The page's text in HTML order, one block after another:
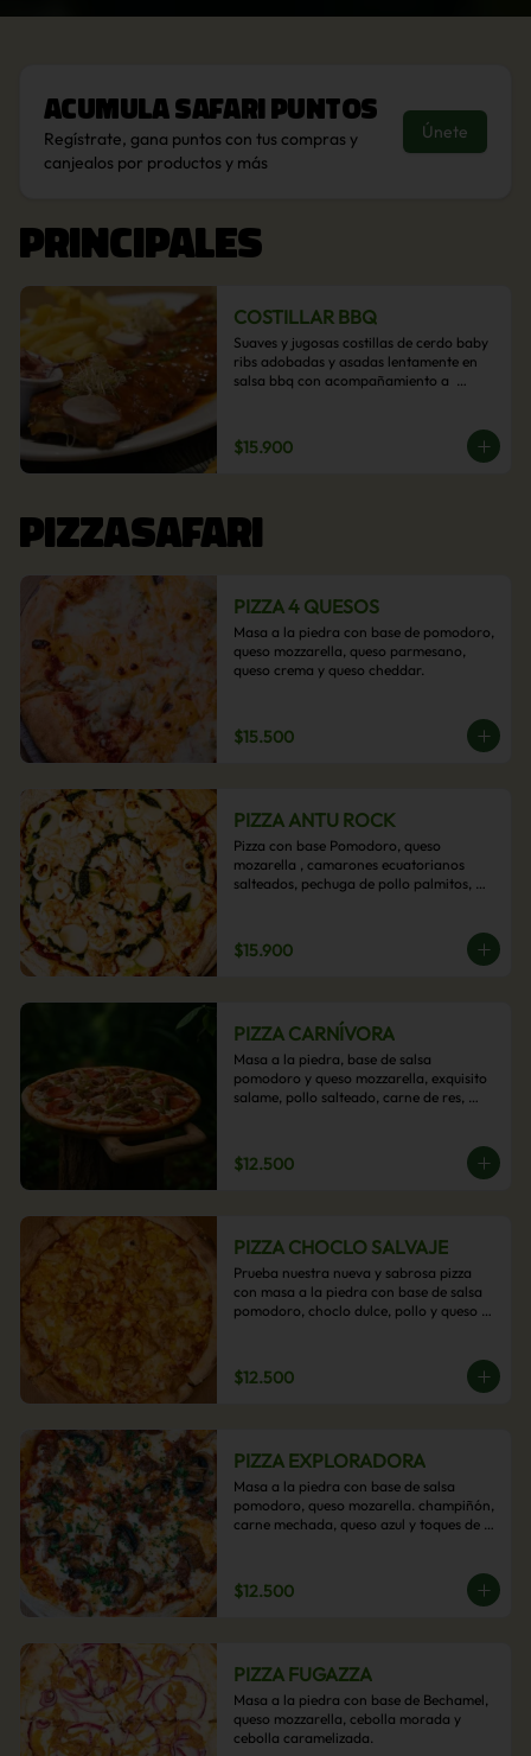
AcumulaSafari Puntos
Regístrate, gana puntos con tus compras y
canjealos por productos y más
Únete
PRINCIPALES
COSTILLAR BBQ
Suaves y jugosas costillas de cerdo baby
ribs adobadas y asadas lentamente en
salsa bbq con acompañamiento a
salteadas, Papas parmentier, Papas
fritas, Arroz blanco.
$15.900
PIZZASAFARI
PIZZA 4 QUESOS
Masa a la piedra con base de pomodoro,
queso mozzarella, queso parmesano,
queso crema y queso cheddar.
$15.500
PIZZA ANTU ROCK
Pizza con base Pomodoro, queso
mozarella , camarones ecuatorianos
salteados, pechuga de pollo palmitos,
$15.900
PIZZA CARNÍVORA
Masa a la piedra, base de salsa
pomodoro y queso mozzarella, exquisito
salame, pollo salteado, carne de res,
$12.500
PIZZA CHOCLO SALVAJE
Prueba nuestra nueva y sabrosa pizza
con masa a la piedra con base de salsa
pomodoro, choclo dulce, pollo y queso
$12.500
PIZZA EXPLORADORA
Masa a la piedra con base de salsa
pomodoro, queso mozarella. champiñón,
carne mechada, queso azul y toques de
$12.500
PIZZA FUGAZZA
Masa a la piedra con base de Bechamel,
queso mozzarella, cebolla morada y
cebolla caramelizada.